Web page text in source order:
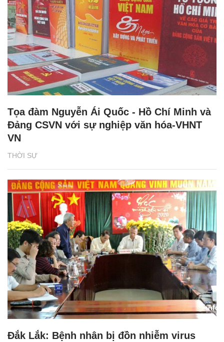
THỜI SỰ
Tọa đàm Nguyễn Ái Quốc - Hồ Chí Minh và
Đảng CSVN với sự nghiệp văn hóa-VHNT
VN
Đắk Lắk: Bệnh nhân bị đồn nhiễm virus